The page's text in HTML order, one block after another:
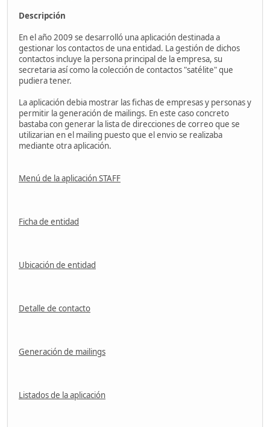
Descripción
En el año 2009 se desarrolló una aplicación destinada a
gestionar los contactos de una entidad. La gestión de dichos
contactos incluye la persona principal de la empresa, su
secretaria así como la colección de contactos "satélite" que
pudiera tener.
La aplicación debia mostrar las fichas de empresas y personas y
permitir la generación de mailings. En este caso concreto
bastaba con generar la lista de direcciones de correo que se
utilizarian en el mailing puesto que el envio se realizaba
mediante otra aplicación.
Menú de la aplicación STAFF
Ficha de entidad
Ubicación de entidad
Detalle de contacto
Generación de mailings
Listados de la aplicación